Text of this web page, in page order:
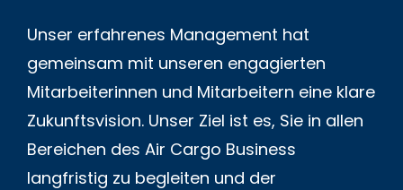
Unser erfahrenes Management hat
gemeinsam mit unseren engagierten
Mitarbeiterinnen und Mitarbeitern eine klare
Zukunftsvision. Unser Ziel ist es, Sie in allen
Bereichen des Air Cargo Business
langfristig zu begleiten und der